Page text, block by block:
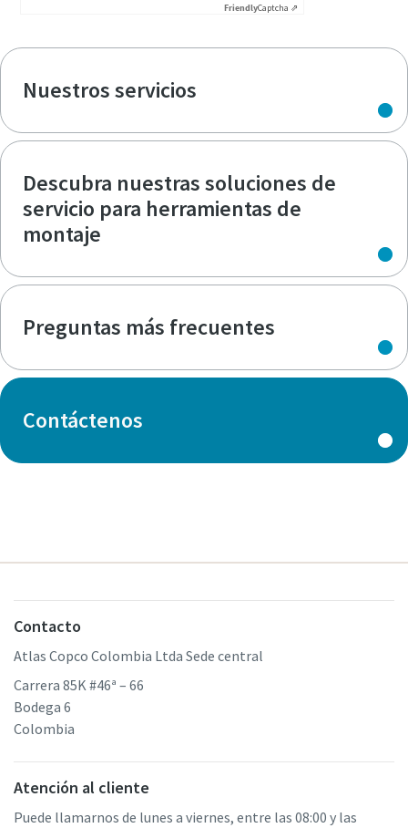
FriendlyCaptcha ⇗
Nuestros servicios
Descubra nuestras soluciones de
servicio para herramientas de
montaje
Preguntas más frecuentes
Contáctenos
Contacto
Atlas Copco Colombia Ltda Sede central
Carrera 85K #46ª – 66
Bodega 6
Colombia
Atención al cliente
Puede llamarnos de lunes a viernes, entre las 08:00 y las